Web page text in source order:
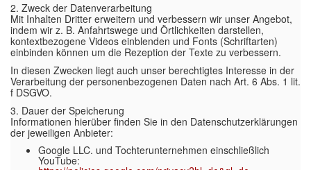
2. Zweck der Datenverarbeitung
Mit Inhalten Dritter erweitern und verbessern wir unser Angebot,
indem wir z. B. Anfahrtswege und Örtlichkeiten darstellen,
kontextbezogene Videos einblenden und Fonts (Schriftarten)
einbinden können um die Rezeption der Texte zu verbessern.
In diesen Zwecken liegt auch unser berechtigtes Interesse in der
Verarbeitung der personenbezogenen Daten nach Art. 6 Abs. 1 lit.
f DSGVO.
3. Dauer der Speicherung
Informationen hierüber finden Sie in den Datenschutzerklärungen
der jeweiligen Anbieter:
Google LLC. und Tochterunternehmen einschließlich
YouTube: